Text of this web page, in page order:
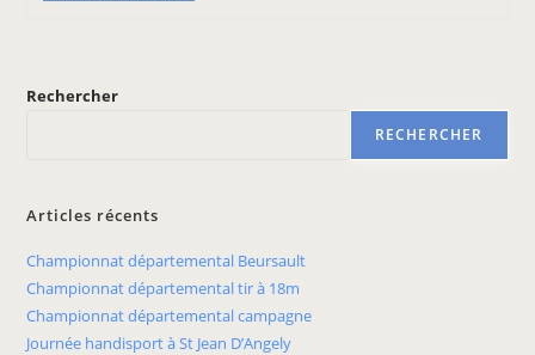
Rechercher
RECHERCHER
Articles récents
Championnat départemental Beursault
Championnat départemental tir à 18m
Championnat départemental campagne
Journée handisport à St Jean D’Angely